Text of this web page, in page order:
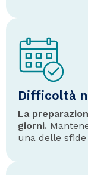
Difficoltà
La
giorni.
una delle